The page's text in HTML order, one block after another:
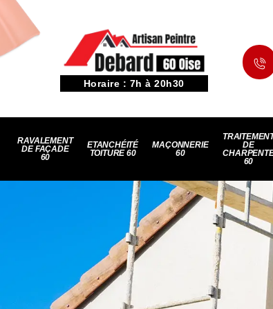
Horaire : 7h à 20h30
RAVALEMENT
DE FAÇADE
60
ETANCHÉITÉ
TOITURE 60
MAÇONNERIE
60
DE
60